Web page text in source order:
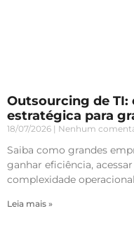
Outsourcing de TI:
estratégica para
18/07/2026 Nenhum
Saiba como grandes
ganhar eficiência,
complexidade
Leia mais »